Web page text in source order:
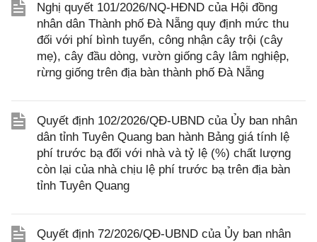
Nghị quyết 101/2026/NQ-HĐND của Hội đồng
nhân dân Thành phố Đà Nẵng quy định mức thu
đối với phí bình tuyển, công nhận cây trội (cây
mẹ), cây đầu dòng, vườn giống cây lâm nghiệp,
rừng giống trên địa bàn thành phố Đà Nẵng
Quyết định 102/2026/QĐ-UBND của Ủy ban nhân
dân tỉnh Tuyên Quang ban hành Bảng giá tính lệ
phí trước bạ đối với nhà và tỷ lệ (%) chất lượng
còn lại của nhà chịu lệ phí trước bạ trên địa bàn
tỉnh Tuyên Quang
Quyết định 72/2026/QĐ-UBND của Ủy ban nhân